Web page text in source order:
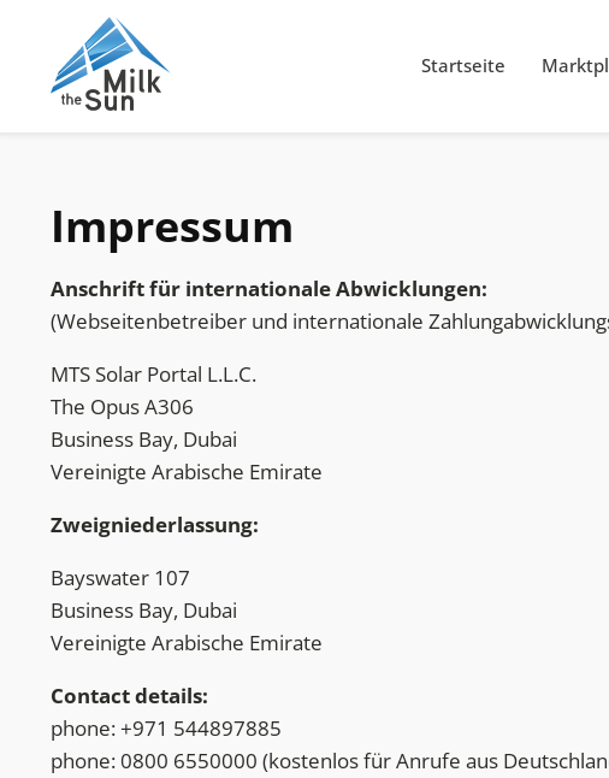
Startseite
Impressum
Anschrift für internationale Abwicklungen:
(Webseitenbetreiber und internationale
MTS Solar Portal L.L.C.
The Opus A306
Business Bay, Dubai
Vereinigte Arabische Emirate
Zweigniederlassung:
Bayswater 107
Business Bay, Dubai
Vereinigte Arabische Emirate
Contact details:
phone: +971 544897885
phone: 0800 6550000 (kostenlos für Anrufe aus